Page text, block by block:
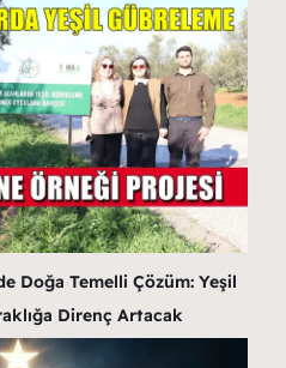
Doğa Temelli Çözüm: Yeşil
Direnç Artacak